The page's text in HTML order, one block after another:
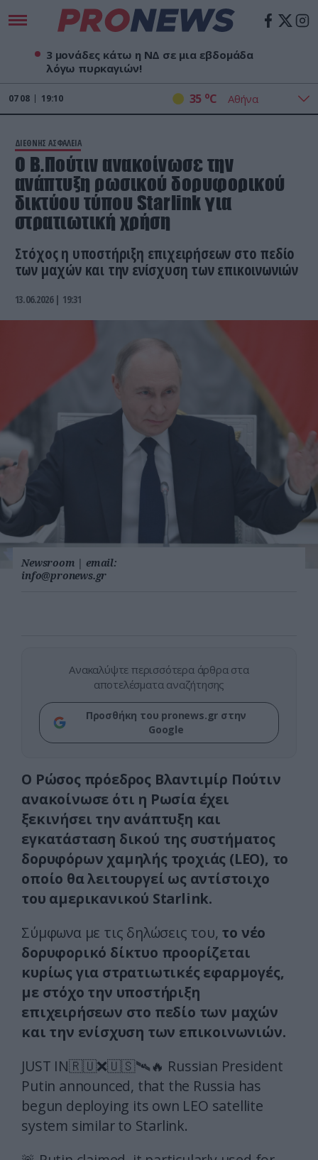
3 μονάδες κάτω η ΝΔ σε μια εβδομάδα
λόγω πυρκαγιών!
07 08 19:10 35 oC
ΔΙΕΘΝΗΣ ΑΣΦΑΛΕΙΑ
Ο Β.Πούτιν ανακοίνωσε την
ανάπτυξη ρωσικού δορυφορικού
δικτύου τύπου Starlink για
στρατιωτική χρήση
Στόχος η υποστήριξη επιχειρήσεων στο πεδίο
των μαχών και την ενίσχυση των επικοινωνιών
13.06.2026 | 19:31
Newsroom | email:
info@pronews.gr
Ανακαλύψτε περισσότερα άρθρα στα
αποτελέσματα αναζήτησης
Προσθήκη του pronews.gr στην
Google
Ο Ρώσος πρόεδρος Βλαντιμίρ Πούτιν
ανακοίνωσε ότι η Ρωσία έχει
ξεκινήσει την ανάπτυξη και
εγκατάσταση δικού της συστήματος
δορυφόρων χαμηλής τροχιάς (LEO), το
οποίο θα λειτουργεί ως αντίστοιχο
του αμερικανικού Starlink.
Σύμφωνα με τις δηλώσεις του, το νέο
δορυφορικό δίκτυο προορίζεται
κυρίως για στρατιωτικές εφαρμογές,
με στόχο την υποστήριξη
επιχειρήσεων στο πεδίο των μαχών
και την ενίσχυση των επικοινωνιών.
JUST IN🇷🇺❌🇺🇸🛰️🔥 Russian President
Putin announced, that the Russia has
begun deploying its own LEO satellite
system similar to Starlink.